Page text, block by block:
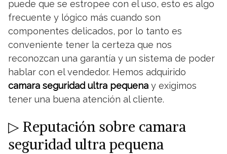
puede que se estropee con el uso, esto es algo
frecuente y lógico más cuando son
componentes delicados, por lo tanto es
conveniente tener la certeza que nos
reconozcan una garantía y un sistema de poder
hablar con el vendedor. Hemos adquirido
camara seguridad ultra pequena y exigimos
tener una buena atención al cliente.
▷ Reputación sobre camara
seguridad ultra pequena